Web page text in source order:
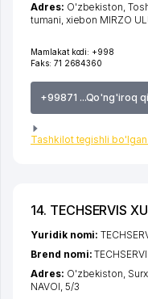
Mamlakat kodi: +998
Faks: 71 2684360
+99871 ...Qo'ng'iroq
Tashkilot tegishli bo'lgan
Adres: O'zbekiston,
tumani xiеbon MIRZO
14. TECHSERVIS
Yuridik nomi:
Brend nomi:
Adres: O'zbekiston,
NAVOI , 5/3